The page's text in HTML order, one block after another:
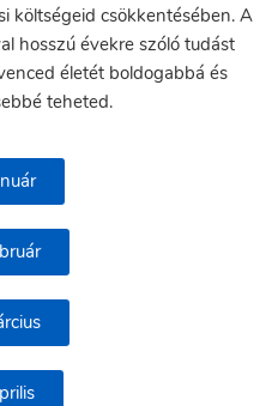
költségeid csökkentésében. A
hosszú évekre szóló tudást
életét boldogabbá és
teheted.